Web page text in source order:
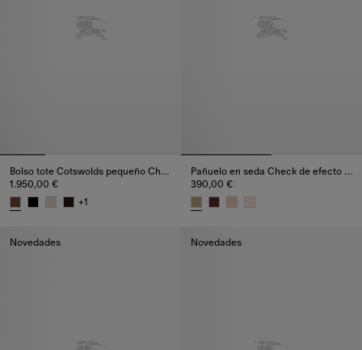
Bolso tote Cotswolds pequeño Check
1.950,00 €
+1
Pañuelo en seda Check de efecto acuarelado
390,00 €
Novedades Novedades